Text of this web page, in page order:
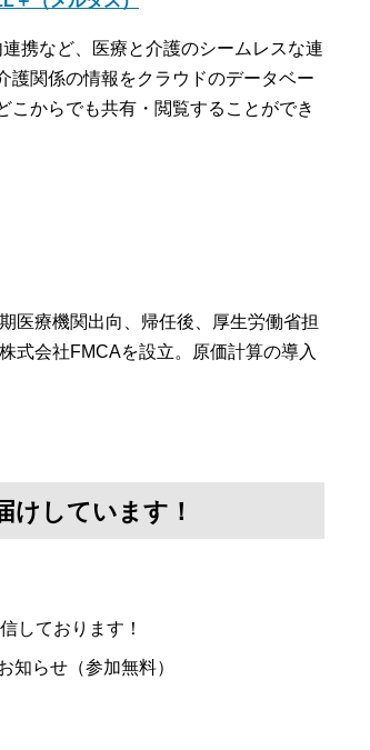
携など、医療と介護のシームレスな連
護関係の情報をクラウドのデータベー
こからでも共有・閲覧することができ
医療機関出向、帰任後、厚生労働省担
式会社FMCAを設立。原価計算の導入
けしています！
しております！
知らせ（参加無料）